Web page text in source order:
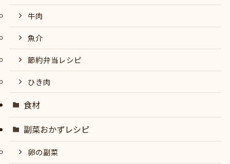
牛肉
魚介
節約弁当レシピ
ひき肉
食材
副菜おかずレシピ
卵の副菜